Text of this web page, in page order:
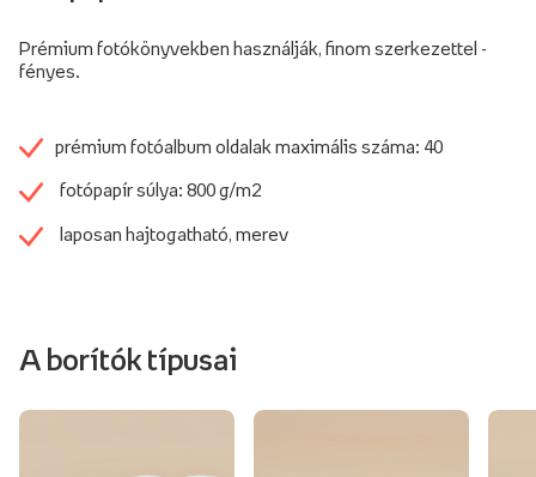
Prémium fotókönyvekben használják, finom szerkezettel -
fényes.
prémium fotóalbum oldalak maximális száma: 40
fotópapír súlya: 800 g/m2
laposan hajtogatható, merev
A borítók típusai